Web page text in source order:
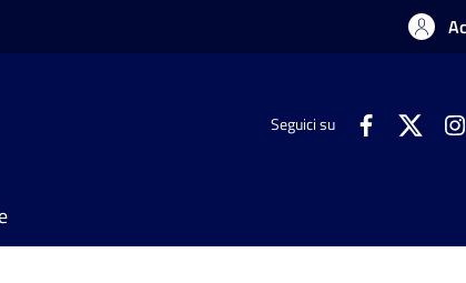
Seguici su